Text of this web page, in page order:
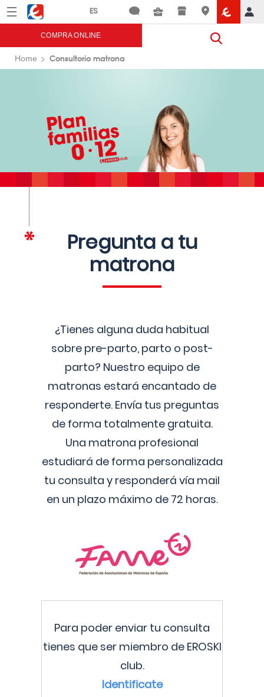
Menú Eroski
COMPRA ONLINE
Home Consultorio matrona
Pregunta a tu
matrona
¿Tienes alguna duda habitual
sobre pre-parto, parto o post-
parto? Nuestro equipo de
matronas estará encantado de
responderte. Envía tus preguntas
de forma totalmente gratuita.
Una matrona profesional
estudiará de forma personalizada
tu consulta y responderá vía mail
en un plazo máximo de 72 horas.
Para poder enviar tu consulta
tienes que ser miembro de EROSKI
club.
Identificate